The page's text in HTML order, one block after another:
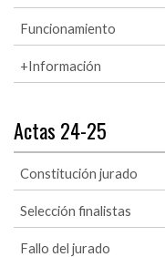
Funcionamiento
+Información
Actas 24-25
Constitución jurado
Selección finalistas
Fallo del jurado